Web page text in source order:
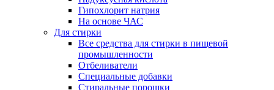
Гипохлорит натрия
На основе ЧАС
Для стирки
Все средства для стирки в пищевой
промышленности
Отбеливатели
Специальные добавки
Стиральные порошки